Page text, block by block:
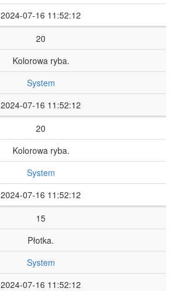
2024-07-16 11:52:12
20
Kolorowa ryba.
System
2024-07-16 11:52:12
20
Kolorowa ryba.
System
2024-07-16 11:52:12
15
Płotka.
System
2024-07-16 11:52:12